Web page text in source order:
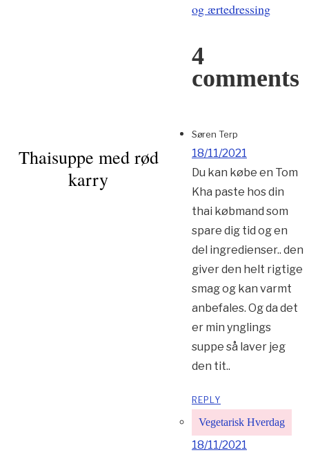
Thaisuppe med rød
karry
og ærtedressing
4
comments
Søren Terp
18/11/2021
Du kan købe en Tom
Kha paste hos din
thai købmand som
spare dig tid og en
del ingredienser.. den
giver den helt rigtige
smag og kan varmt
anbefales. Og da det
er min ynglings
suppe så laver jeg
den tit..
REPLY
Vegetarisk Hverdag
18/11/2021